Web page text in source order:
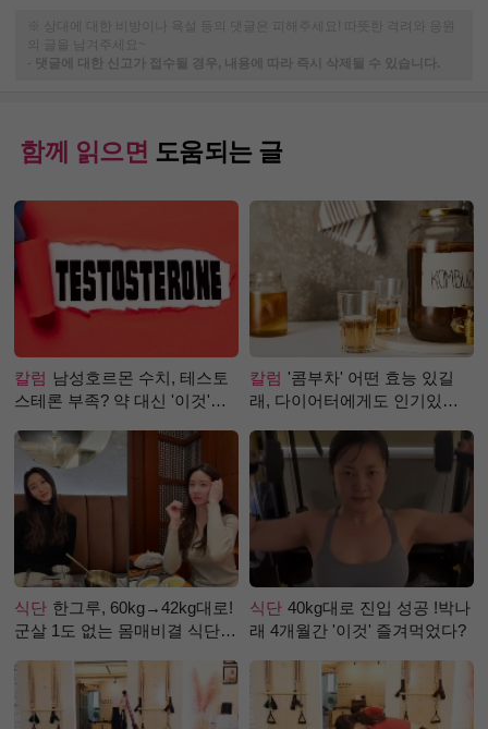
※ 상대에 대한 비방이나 욕설 등의 댓글은 피해주세요! 따뜻한 격려와 응원
의 글을 남겨주세요~
-
댓글에 대한 신고가 접수될 경우, 내용에 따라 즉시 삭제될 수 있습니다.
함께 읽으면 도움되는 글
칼럼 남성호르몬 수치, 테스토
스테론 부족? 약 대신 '이것'으
칼럼 '콤부차' 어떤 효능 있길
래, 다이어터에게도 인기있는
식단 한그루, 60kg→42kg대로!
군살 1도 없는 몸매비결 식단
식단 40kg대로 진입 성공 !박나
래 4개월간 '이것' 즐겨먹었다?